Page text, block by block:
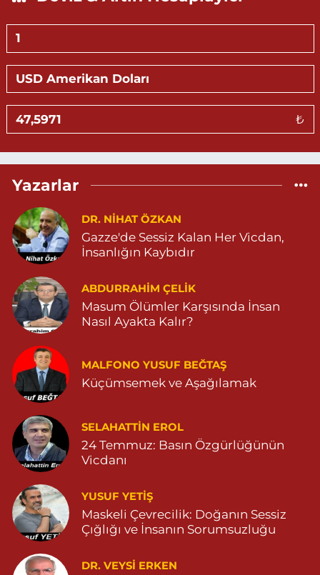
0 (530) 326 46 12
Gündüz Eczanesi
BAHÇEBAŞI MAHALLESİ SELAHADDİN EYYÜBİ CADDE NO:39 B
04823812323
Aksoy Eczanesi
KAPLAN MAH. MARDİN CAD. NO:21 A 04825030197
0 (482) 503 01 97 Yol Tarifi Al
GÜNDOĞAN MAHALLESİ STAD CADDESİ NO:36 A 05380544155
0 (538) 054 41 55 Yol Tarifi Al
Huzur Eczanesi
GÜL MAHALLESİ VATAN CADDE NO:4A 04825912517
0 (482) 591 25 17 Yol Tarifi Al
Dara Eczanesi
NUR MAHALLESİ VALİ OZAN CADDESİ DIŞ KAPI NO:122G
DEVLET HASTANESİ KARŞISI (DİYARBAKIR YOLU CEPHESİ)
04822125304
0 (482) 212 53 04 Yol Tarifi Al
Özdemir Eczanesi
YENİ MAHALLE 3086 SOKAK NO:4 3 04825413121
0 (482) 541 31 21 Yol Tarifi Al
₺
Yazarlar
DR. NIHAT ÖZKAN
Gazze'de Sessiz Kalan Her Vicdan,
İnsanlığın Kaybıdır
ABDURRAHIM ÇELİK
Masum Ölümler Karşısında İnsan
Nasıl Ayakta Kalır?
MALFONO YUSUF BEĞTAŞ
Küçümsemek ve Aşağılamak
SELAHATTIN EROL
24 Temmuz: Basın Özgürlüğünün
Vicdanı
YUSUF YETİŞ
Maskeli Çevrecilik: Doğanın Sessiz
Çığlığı ve İnsanın Sorumsuzluğu
DR. VEYSI ERKEN